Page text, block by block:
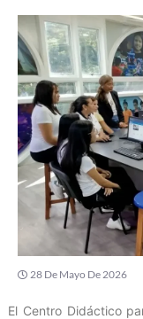
28 De Mayo De 2026
El Centro Didáctico